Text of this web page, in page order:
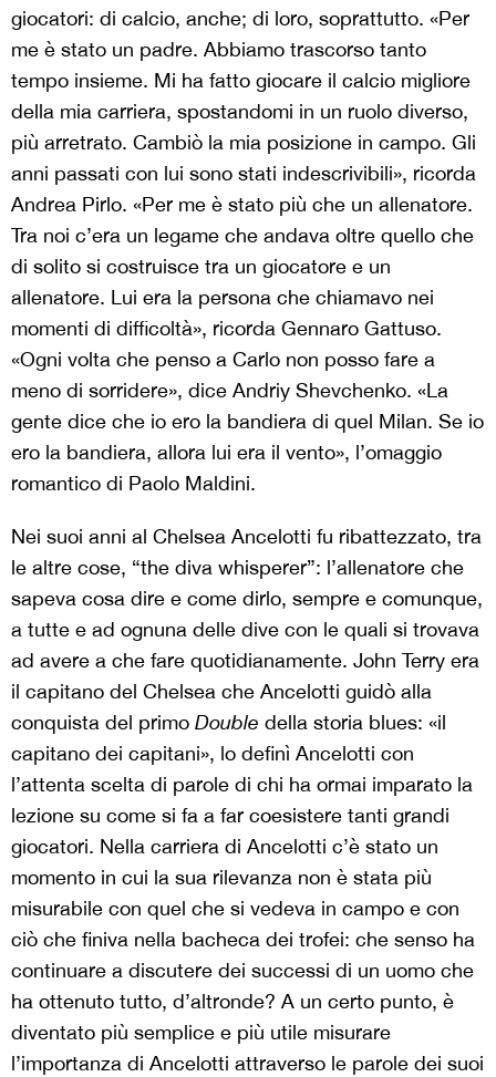
giocatori: di calcio, anche; di loro, soprattutto. «Per
me è stato un padre. Abbiamo trascorso tanto
tempo insieme. Mi ha fatto giocare il calcio migliore
della mia carriera, spostandomi in un ruolo diverso,
più arretrato. Cambiò la mia posizione in campo. Gli
anni passati con lui sono stati indescrivibili», ricorda
Andrea Pirlo. «Per me è stato più che un allenatore.
Tra noi c’era un legame che andava oltre quello che
di solito si costruisce tra un giocatore e un
allenatore. Lui era la persona che chiamavo nei
momenti di difficoltà», ricorda Gennaro Gattuso.
«Ogni volta che penso a Carlo non posso fare a
meno di sorridere», dice Andriy Shevchenko. «La
gente dice che io ero la bandiera di quel Milan. Se io
ero la bandiera, allora lui era il vento», l’omaggio
romantico di Paolo Maldini.
Nei suoi anni al Chelsea Ancelotti fu ribattezzato, tra
le altre cose, “the diva whisperer”: l’allenatore che
sapeva cosa dire e come dirlo, sempre e comunque,
a tutte e ad ognuna delle dive con le quali si trovava
ad avere a che fare quotidianamente. John Terry era
il capitano del Chelsea che Ancelotti guidò alla
conquista del primo Double della storia blues: «il
capitano dei capitani», lo definì Ancelotti con
l’attenta scelta di parole di chi ha ormai imparato la
lezione su come si fa a far coesistere tanti grandi
giocatori. Nella carriera di Ancelotti c’è stato un
momento in cui la sua rilevanza non è stata più
misurabile con quel che si vedeva in campo e con
ciò che finiva nella bacheca dei trofei: che senso ha
continuare a discutere dei successi di un uomo che
ha ottenuto tutto, d’altronde? A un certo punto, è
diventato più semplice e più utile misurare
l’importanza di Ancelotti attraverso le parole dei suoi